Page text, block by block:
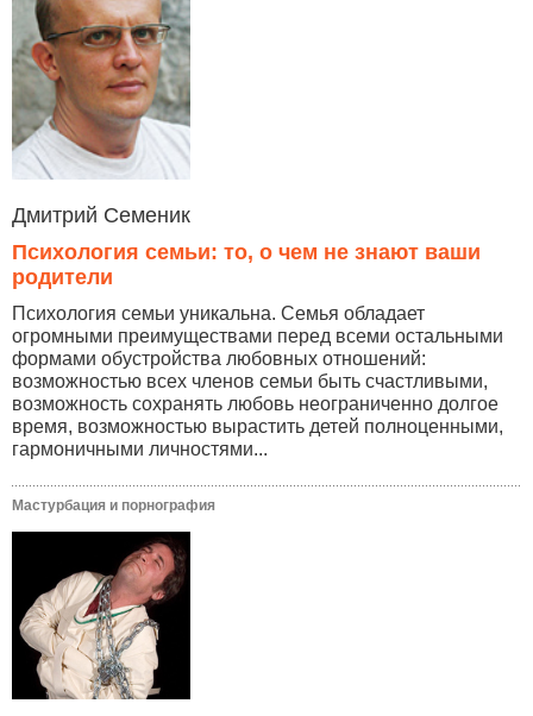
Дмитрий Семеник
Психология семьи: то, о чем не знают ваши
родители
Психология семьи уникальна. Семья обладает
огромными преимуществами перед всеми остальными
формами обустройства любовных отношений:
возможностью всех членов семьи быть счастливыми,
возможность сохранять любовь неограниченно долгое
время, возможностью вырастить детей полноценными,
гармоничными личностями...
Мастурбация и порнография